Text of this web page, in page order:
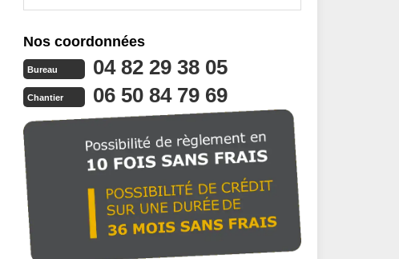
Nos coordonnées
Bureau 04 82 29 38 05
Chantier 06 50 84 79 69